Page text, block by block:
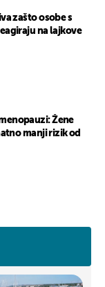
zašto osobe s
na lajkove
Žene
manji rizik od